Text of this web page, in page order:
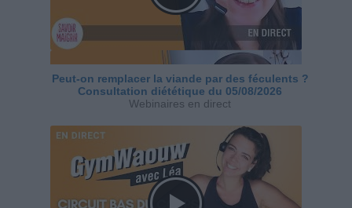
Peut-on remplacer la viande par des féculents ?
Consultation diététique du 05/08/2026
Webinaires en direct